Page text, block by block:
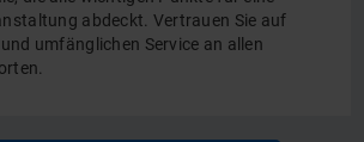
abdeckt. Vertrauen Sie auf
umfänglichen Service an allen